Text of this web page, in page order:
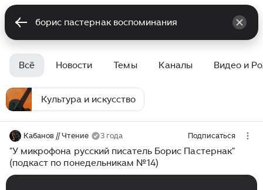
Всё Новости Темы Каналы Видео и
Культура и искусство
Кабанов // Чтение 3 года Подписаться
"У микрофона русский писатель Борис Пастернак"
(подкаст по понедельникам №14)